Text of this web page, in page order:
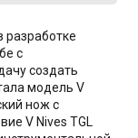
с
создать
модель V
нож с
V Nives TGL